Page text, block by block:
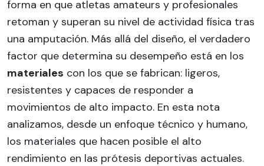
forma en que atletas amateurs y profesionales
retoman y superan su nivel de actividad física tras
una amputación. Más allá del diseño, el verdadero
factor que determina su desempeño está en los
materiales con los que se fabrican: ligeros,
resistentes y capaces de responder a
movimientos de alto impacto. En esta nota
analizamos, desde un enfoque técnico y humano,
los materiales que hacen posible el alto
rendimiento en las prótesis deportivas actuales.